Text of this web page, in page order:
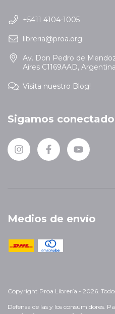
+5411 4104-1005
libreria@proa.org
Av. Don Pedro de
Aires C1169AAD, Argentina
Visita nuestro Blog!
Sigamos
Medios de envío
Copyright Proa Librería - 2026.
Defensa de las y los consumidores.